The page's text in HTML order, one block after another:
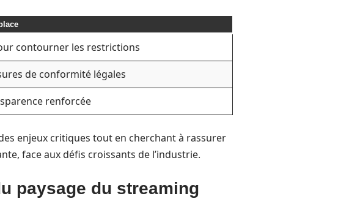
contourner les restrictions
de conformité légales
renforcée
enjeux critiques tout en cherchant à rassurer
face aux défis croissants de l’industrie.
paysage du streaming